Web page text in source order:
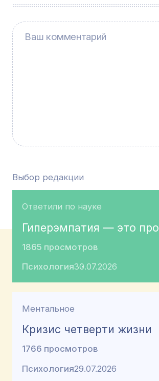
Выбор редакции
Ответили по науке
Гиперэмпатия — это
1865 просмотров
Психология30.07.2026
Ментальное
Кризис четверти жизни
1766 просмотров
Психология29.07.2026